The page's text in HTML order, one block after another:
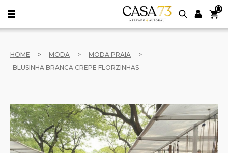
0
HOME > MODA > MODA PRAIA
>
BLUSINHA BRANCA CREPE FLORZINHAS